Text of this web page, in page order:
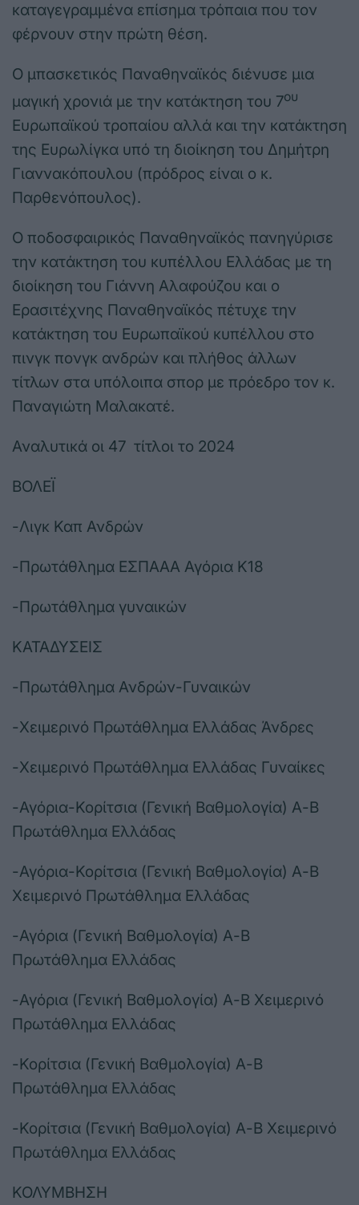
καταγεγραμμένα επίσημα τρόπαια που τον
φέρνουν στην πρώτη θέση.
Ο μπασκετικός Παναθηναϊκός διένυσε μια
μαγική χρονιά με την κατάκτηση του 7ου
Ευρωπαϊκού τροπαίου αλλά και την κατάκτηση
της Ευρωλίγκα υπό τη διοίκηση του Δημήτρη
Γιαννακόπουλου (πρόδρος είναι ο κ.
Παρθενόπουλος).
Ο ποδοσφαιρικός Παναθηναϊκός πανηγύρισε
την κατάκτηση του κυπέλλου Ελλάδας με τη
διοίκηση του Γιάννη Αλαφούζου και ο
Ερασιτέχνης Παναθηναϊκός πέτυχε την
κατάκτηση του Ευρωπαϊκού κυπέλλου στο
πινγκ πονγκ ανδρών και πλήθος άλλων
τίτλων στα υπόλοιπα σπορ με πρόεδρο τον κ.
Παναγιώτη Μαλακατέ.
Αναλυτικά οι 47 τίτλοι το 2024
ΒΟΛΕΪ
-Λιγκ Καπ Ανδρών
-Πρωτάθλημα ΕΣΠΑΑΑ Αγόρια Κ18
-Πρωτάθλημα γυναικών
ΚΑΤΑΔΥΣΕΙΣ
-Πρωτάθλημα Ανδρών-Γυναικών
-Χειμερινό Πρωτάθλημα Ελλάδας Άνδρες
-Χειμερινό Πρωτάθλημα Ελλάδας Γυναίκες
-Αγόρια-Κορίτσια (Γενική Βαθμολογία) Α-Β
Πρωτάθλημα Ελλάδας
-Αγόρια-Κορίτσια (Γενική Βαθμολογία) Α-Β
Χειμερινό Πρωτάθλημα Ελλάδας
-Αγόρια (Γενική Βαθμολογία) Α-Β
Πρωτάθλημα Ελλάδας
-Αγόρια (Γενική Βαθμολογία) Α-Β Χειμερινό
Πρωτάθλημα Ελλάδας
-Κορίτσια (Γενική Βαθμολογία) Α-Β
Πρωτάθλημα Ελλάδας
-Κορίτσια (Γενική Βαθμολογία) Α-Β Χειμερινό
Πρωτάθλημα Ελλάδας
ΚΟΛΥΜΒΗΣΗ